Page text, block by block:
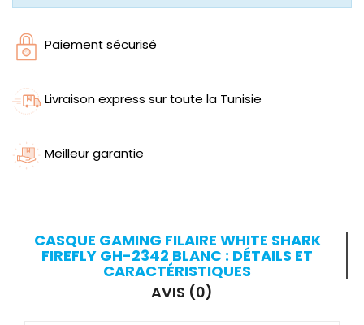
Paiement sécurisé
Livraison express sur toute la Tunisie
Meilleur garantie
CASQUE GAMING FILAIRE WHITE SHARK
FIREFLY GH-2342 BLANC : DÉTAILS ET
CARACTÉRISTIQUES
AVIS (0)